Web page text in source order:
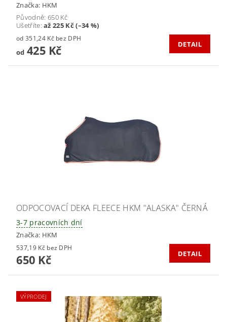
Značka: HKM
Původně: 650 Kč
Ušetříte:až 225 Kč (–34 %)
od 351,24 Kč bez DPH
od425 Kč DETAIL
ODPOCOVACÍ DEKA FLEECE HKM "ALASKA" ČERNÁ
3-7 pracovních dní
Značka: HKM
537,19 Kč bez DPH
650 Kč DETAIL
VÝPRODEJ